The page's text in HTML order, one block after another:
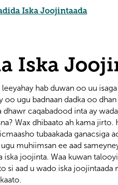
Iska Joojintaada
Iska
hab duwan oo uu
oo ugu badnaan dadka oo dhan
dhawr caqabadood inta ay
Wax dhibaato ah kama jirto.
tubaakada ganacsiga
muhiimsan ee aad
iska joojinta. Waa kuwan
si aad u wado iska joojintaada